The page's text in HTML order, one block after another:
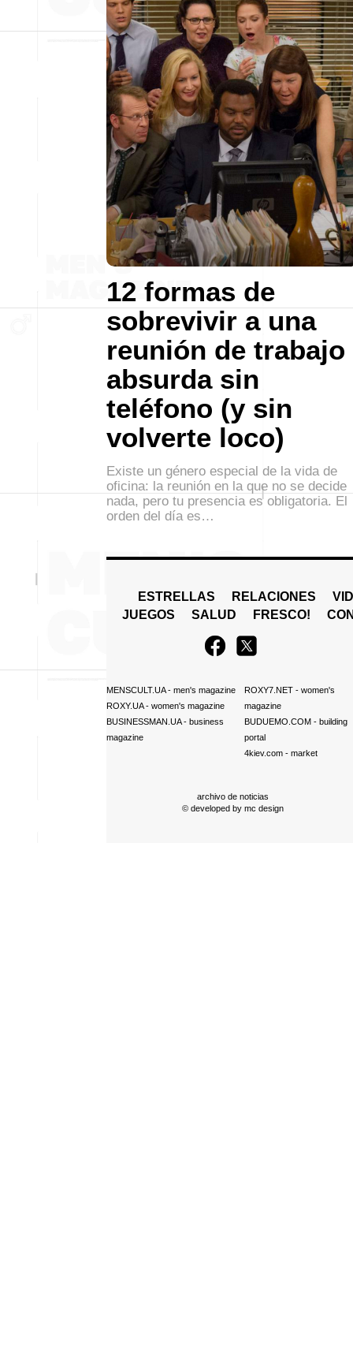
12 formas de
sobrevivir a una
reunión de trabajo
absurda sin
teléfono (y sin
volverte loco)
Existe un género especial de la vida de
oficina: la reunión en la que no se decide
nada, pero tu presencia es obligatoria. El
orden del día es…
ESTRELLAS RELACIONES
JUEGOS
SALUD FRESCO!
MENSCULT.UA- men's magazine
ROXY.UA- women's magazine
BUSINESSMAN.UA- business
magazine
ROXY7.NET- women's
magazine
BUDUEMO.COM- building
portal
4kiev.com- market
archivo de noticias
© developed by mc design